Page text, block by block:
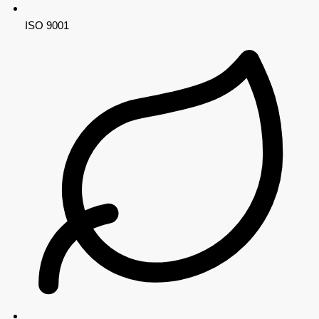
ISO 9001